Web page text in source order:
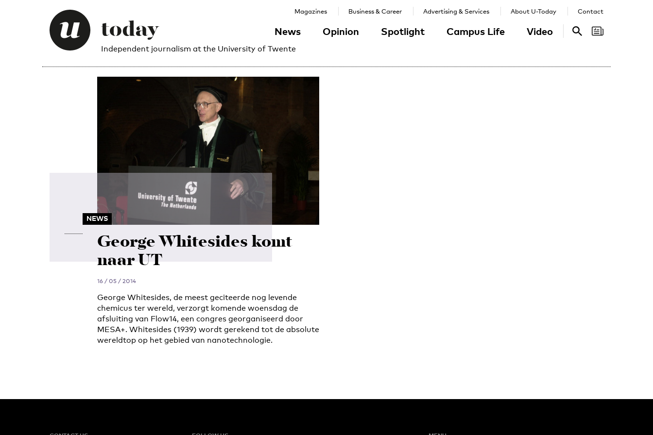
Independent journalism at the University of Twente
News Opinion Spotlight Campus Life Video
Magazines Business & Career Advertising & Services About U-Today Contact
Search
NEWS
George Whitesides komt
naar UT
16 / 05 / 2014
George Whitesides, de meest geciteerde nog levende
chemicus ter wereld, verzorgt komende woensdag de
afsluiting van Flow14, een congres georganiseerd door
MESA+. Whitesides (1939) wordt gerekend tot de absolute
wereldtop op het gebied van nanotechnologie.